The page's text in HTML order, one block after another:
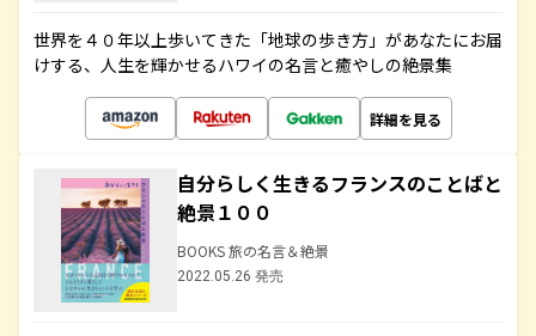
世界を４０年以上歩いてきた「地球の歩き方」があなたにお届
けする、人生を輝かせるハワイの名言と癒やしの絶景集
詳細を見る
自分らしく生きるフランスのことばと
絶景１００
BOOKS 旅の名言＆絶景
2022.05.26 発売